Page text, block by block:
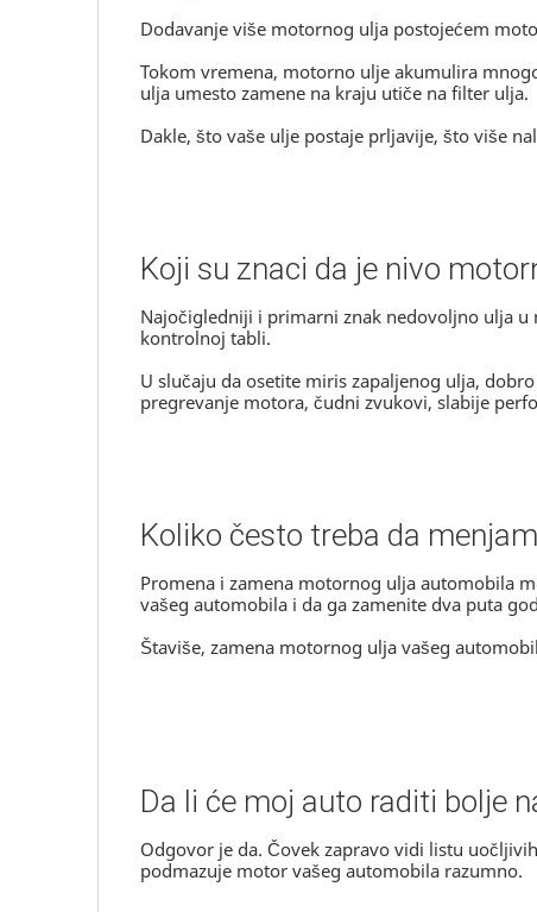
Dodavanje više motornog ulja postojećem
Tokom vremena, motorno ulje akumulira
ulja umesto zamene na kraju utiče na filter ulja.
Dakle, što vaše ulje postaje prljavije, što više
Koji su znaci da je nivo
Najočigledniji i primarni znak nedovoljno ulja
kontrolnoj tabli.
U slučaju da osetite miris zapaljenog ulja,
pregrevanje motora, čudni zvukovi, slabije
Koliko često treba da
Promena i zamena motornog ulja automobila
vašeg automobila i da ga zamenite dva puta
Štaviše, zamena motornog ulja vašeg
Da li će moj auto raditi bolje
Odgovor je da. Čovek zapravo vidi listu
podmazuje motor vašeg automobila razumno.